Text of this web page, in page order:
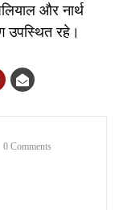
और नार्थ
उपस्थित रहे।
0 Comments